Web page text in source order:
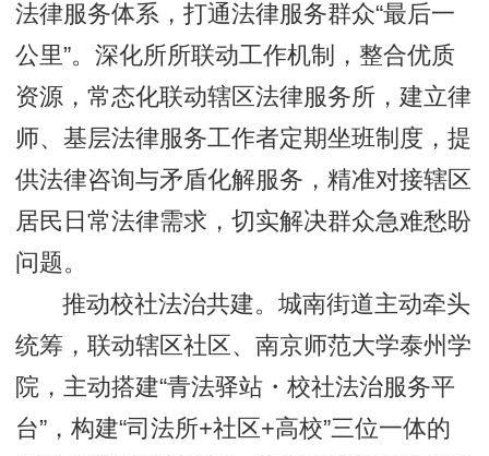
法律服务体系，打通法律服务群众“最后一
公里”。深化所所联动工作机制，整合优质
资源，常态化联动辖区法律服务所，建立律
师、基层法律服务工作者定期坐班制度，提
供法律咨询与矛盾化解服务，精准对接辖区
居民日常法律需求，切实解决群众急难愁盼
问题。
推动校社法治共建。城南街道主动牵头
统筹，联动辖区社区、南京师范大学泰州学
院，主动搭建“青法驿站・校社法治服务平
台”，构建“司法所+社区+高校”三位一体的